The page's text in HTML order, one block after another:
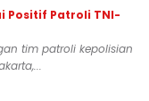
Positif Patroli TNI-
tim patroli kepolisian